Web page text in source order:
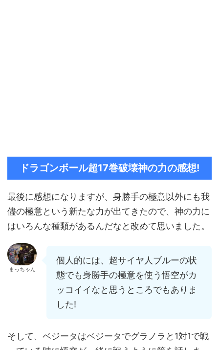
ドラゴンボール超17巻破壊神の力の感想!
最後に感想になりますが、身勝手の極意以外にも我
儘の極意という新たな力が出てきたので、神の力に
はいろんな種類があるんだなと改めて思いました。
まっちゃん
個人的には、超サイヤ人ブルーの状
態でも身勝手の極意を使う悟空がカ
ッコイイなと思うところでもありま
した!
そして、ベジータはベジータでグラノラと1対1で戦